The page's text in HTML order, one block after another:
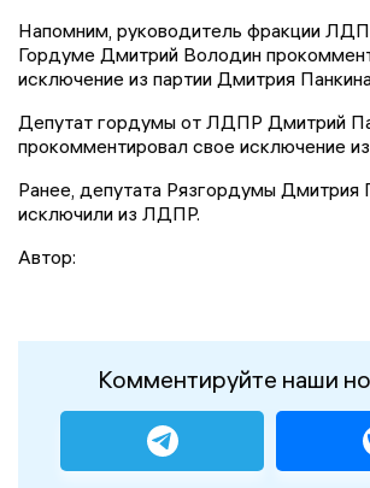
Напомним, руководитель фракции
Гордуме Дмитрий Володин
исключение из партии Дмитрия
Депутат гордумы от ЛДПР Дмитрий
прокомментировал свое исключение из
Ранее, депутата Рязгордумы Дмитрия
исключили из ЛДПР.
Автор:
Комментируйте наши